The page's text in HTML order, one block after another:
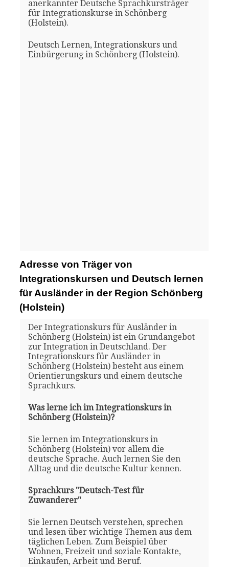
anerkannter Deutsche Sprachkursträger
für Integrationskurse in Schönberg
(Holstein).
Deutsch Lernen, Integrationskurs und
Einbürgerung in Schönberg (Holstein).
Adresse von Träger von
Integrationskursen und Deutsch lernen
für Ausländer in der Region Schönberg
(Holstein)
Der Integrationskurs für Ausländer in
Schönberg (Holstein) ist ein Grundangebot
zur Integration in Deutschland. Der
Integrationskurs für Ausländer in
Schönberg (Holstein) besteht aus einem
Orientierungskurs und einem deutsche
Sprachkurs.
Was lerne ich im Integrationskurs in
Schönberg (Holstein)?
Sie lernen im Integrationskurs in
Schönberg (Holstein) vor allem die
deutsche Sprache. Auch lernen Sie den
Alltag und die deutsche Kultur kennen.
Sprachkurs "Deutsch-Test für
Zuwanderer"
Sie lernen Deutsch verstehen, sprechen
und lesen über wichtige Themen aus dem
täglichen Leben. Zum Beispiel über
Wohnen, Freizeit und soziale Kontakte,
Einkaufen, Arbeit und Beruf.